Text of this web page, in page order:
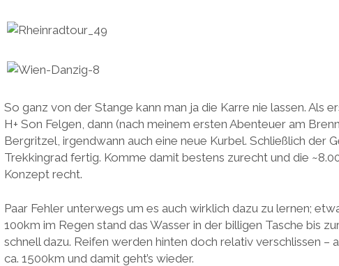
So ganz von der Stange kann man ja die Karre nie lassen. Als
H+ Son Felgen, dann (nach meinem ersten Abenteuer am
Bergritzel, irgendwann auch eine neue Kurbel. Schließlich der
Trekkingrad fertig. Komme damit bestens zurecht und die
Konzept recht.
Paar Fehler unterwegs um es auch wirklich dazu zu lernen;
100km im Regen stand das Wasser in der billigen Tasche bis
schnell dazu. Reifen werden hinten doch relativ verschlissen –
ca. 1500km und damit geht’s wieder.